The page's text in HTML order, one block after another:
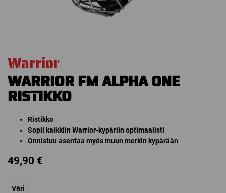
Warrior
WARRIOR FM ALPHA ONE
RISTIKKO
Ristikko
Sopii kaikkiin Warrior-kypäriin optimaalisti
Onnistuu asentaa myös muun merkin kypärään
49,90 €
Väri